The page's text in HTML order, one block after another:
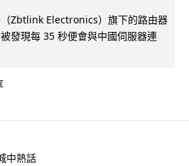
Zbtlink Electronics）旗下的路由器
發現每 35 秒便會與中國伺服器連
中熱話